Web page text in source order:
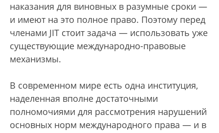
наказания для виновных в разумные сроки —
и имеют на это полное право. Поэтому перед
членами JIT стоит задача — использовать уже
существующие международно-правовые
механизмы.
В современном мире есть одна институция,
наделенная вполне достаточными
полномочиями для рассмотрения нарушений
основных норм международного права — и в